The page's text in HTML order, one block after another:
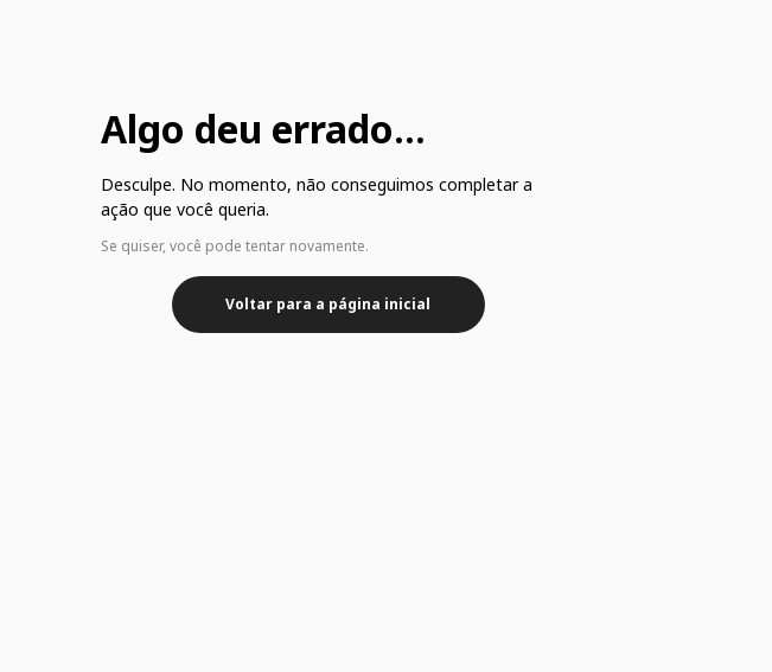
Algo deu errado...
Desculpe. No momento, não conseguimos completar a
ação que você queria.
Se quiser, você pode tentar novamente.
Voltar para a página inicial